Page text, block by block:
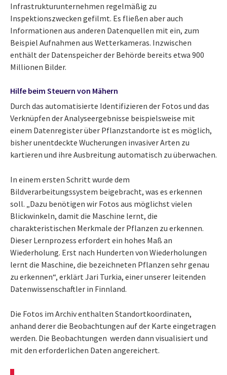
Infrastrukturunternehmen regelmäßig zu
Inspektionszwecken gefilmt. Es fließen aber auch
Informationen aus anderen Datenquellen mit ein, zum
Beispiel Aufnahmen aus Wetterkameras. Inzwischen
enthält der Datenspeicher der Behörde bereits etwa 900
Millionen Bilder.
Hilfe beim Steuern von Mähern
Durch das automatisierte Identifizieren der Fotos und das
Verknüpfen der Analyseergebnisse beispielsweise mit
einem Datenregister über Pflanzstandorte ist es möglich,
bisher unentdeckte Wucherungen invasiver Arten zu
kartieren und ihre Ausbreitung automatisch zu überwachen.
In einem ersten Schritt wurde dem
Bildverarbeitungssystem beigebracht, was es erkennen
soll. „Dazu benötigen wir Fotos aus möglichst vielen
Blickwinkeln, damit die Maschine lernt, die
charakteristischen Merkmale der Pflanzen zu erkennen.
Dieser Lernprozess erfordert ein hohes Maß an
Wiederholung. Erst nach Hunderten von Wiederholungen
lernt die Maschine, die bezeichneten Pflanzen sehr genau
zu erkennen“, erklärt Jari Turkia, einer unserer leitenden
Datenwissenschaftler in Finnland.
Die Fotos im Archiv enthalten Standortkoordinaten,
anhand derer die Beobachtungen auf der Karte eingetragen
werden. Die Beobachtungen werden dann visualisiert und
mit den erforderlichen Daten angereichert.